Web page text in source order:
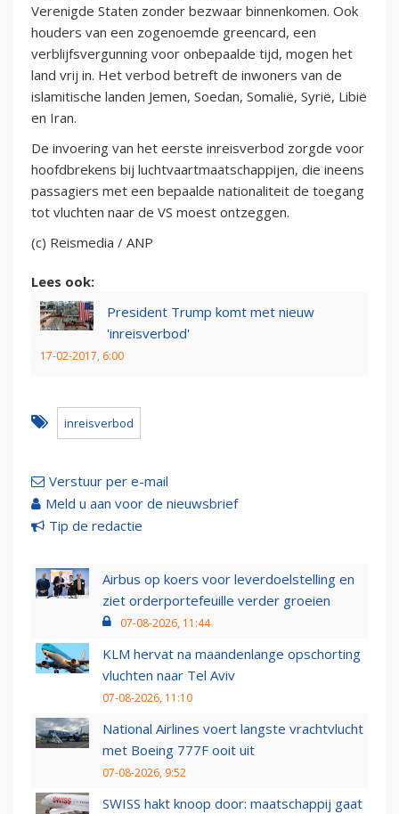
Verenigde Staten zonder bezwaar binnenkomen. Ook
houders van een zogenoemde greencard, een
verblijfsvergunning voor onbepaalde tijd, mogen het
land vrij in. Het verbod betreft de inwoners van de
islamitische landen Jemen, Soedan, Somalië, Syrië, Libië
en Iran.
De invoering van het eerste inreisverbod zorgde voor
hoofdbrekens bij luchtvaartmaatschappijen, die ineens
passagiers met een bepaalde nationaliteit de toegang
tot vluchten naar de VS moest ontzeggen.
(c) Reismedia / ANP
Lees ook:
President Trump komt met nieuw
'inreisverbod'
17-02-2017, 6:00
inreisverbod
Verstuur per e-mail
Meld u aan voor de nieuwsbrief
Tip de redactie
Airbus op koers voor leverdoelstelling en
ziet orderportefeuille verder groeien
07-08-2026, 11:44
KLM hervat na maandenlange opschorting
vluchten naar Tel Aviv
07-08-2026, 11:10
National Airlines voert langste vrachtvlucht
met Boeing 777F ooit uit
07-08-2026, 9:52
SWISS hakt knoop door: maatschappij gaat